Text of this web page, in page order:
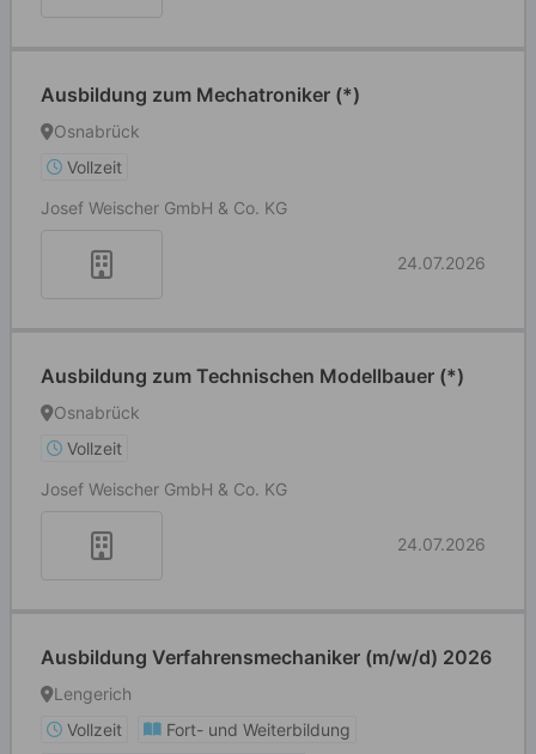
Ausbildung zum Mechatroniker (*)
Osnabrück
Vollzeit
Josef Weischer GmbH & Co. KG
24.07.2026
Ausbildung zum Technischen Modellbauer (*)
Osnabrück
Vollzeit
Josef Weischer GmbH & Co. KG
24.07.2026
Ausbildung Verfahrensmechaniker (m/w/d) 2026
Lengerich
Vollzeit
Fort- und Weiterbildung